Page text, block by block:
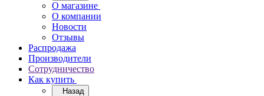
О магазине
О компании
Новости
Отзывы
Распродажа
Производители
Сотрудничество
Как купить
Назад